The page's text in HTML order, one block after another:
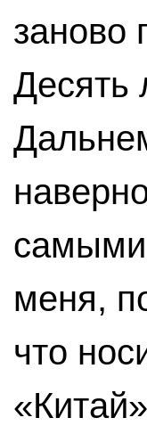
заново
Десять
меня,
что